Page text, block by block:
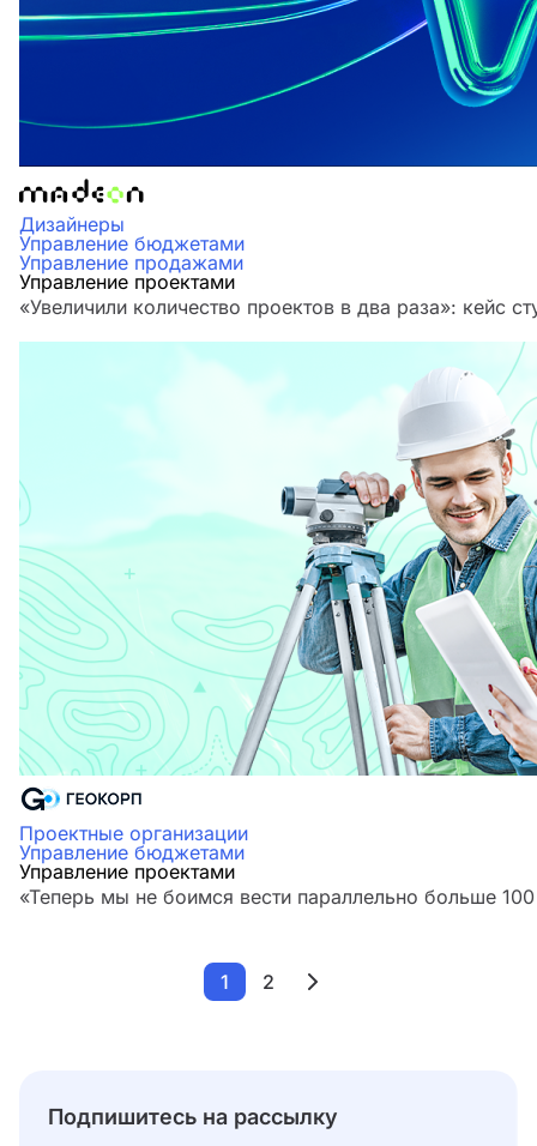
Дизайнеры
Управление бюджетами
Управление продажами
Управление проектами
«Увеличили количество проектов в два раза»‎: кейс
Проектные организации
Управление бюджетами
Управление проектами
«Теперь мы не боимся вести параллельно больше
1 2
Подпишитесь на рассылку